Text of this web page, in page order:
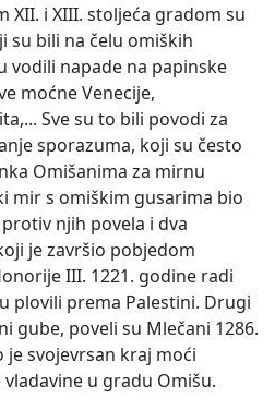
XII. i XIII. stoljeća gradom su
su bili na čelu omiških
vodili napade na papinske
moćne Venecije,
Sve su to bili povodi za
sporazuma, koji su često
Omišanima za mirnu
mir s omiškim gusarima bio
njih povela i dva
je završio pobjedom
III. 1221. godine radi
plovili prema Palestini. Drugi
gube, poveli su Mlečani 1286.
je svojevrsan kraj moći
u gradu Omišu.